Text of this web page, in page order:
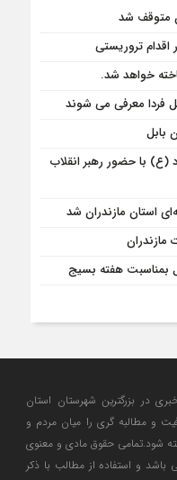
متوقف شد
اقدام تروریستی
فردا معرفی می شوند
بابل
(ع) با حضور رهبر انقلاب
استان مازندران شد
مازندران
بمناسبت هفته بسیج
در بزرگترین شهرستان استان
و مطالبه گری را میان مردم و
شود.تمامی حقوق مادی و معنوی
باشد و استفاده از مطالب با ذکر